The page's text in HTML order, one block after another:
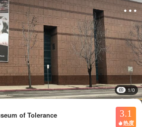

1/0
of Tolerance 3.1
 热度